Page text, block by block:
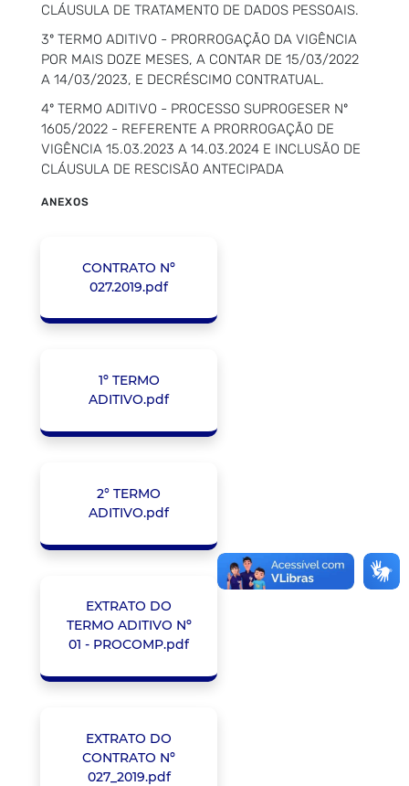
CLÁUSULA DE TRATAMENTO DE DADOS PESSOAIS.
3º TERMO ADITIVO - PRORROGAÇÃO DA VIGÊNCIA
POR MAIS DOZE MESES, A CONTAR DE 15/03/2022
A 14/03/2023, E DECRÉSCIMO CONTRATUAL.
4º TERMO ADITIVO - PROCESSO SUPROGESER Nº
1605/2022 - REFERENTE A PRORROGAÇÃO DE
VIGÊNCIA 15.03.2023 A 14.03.2024 E INCLUSÃO DE
CLÁUSULA DE RESCISÃO ANTECIPADA
ANEXOS
CONTRATO Nº
027.2019.pdf
1º TERMO
ADITIVO.pdf
2° TERMO
ADITIVO.pdf
EXTRATO DO
TERMO ADITIVO Nº
01 - PROCOMP.pdf
EXTRATO DO
CONTRATO Nº
027_2019.pdf